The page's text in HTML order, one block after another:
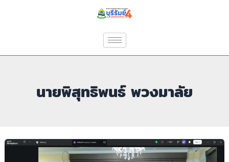
นายพิสุทธิพนธ์ พวงมาลัย